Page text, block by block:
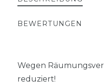
BEWERTUNGEN
Wegen
reduziert!